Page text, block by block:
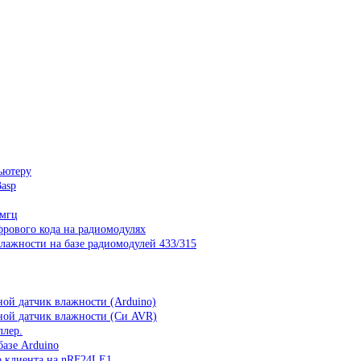
кода на радиомодулях
на базе радиомодулей 433/315
датчик влажности (Arduino)
датчик влажности (Си AVR)
Arduino